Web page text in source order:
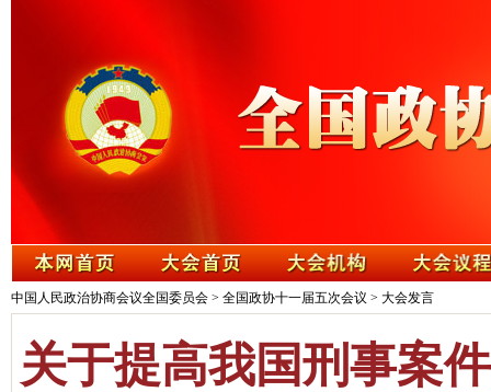
中国人民政治协商会议全国委员会 > 全国政协十一届五次会议 > 大会发言
关于提高我国刑事案